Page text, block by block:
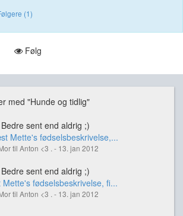
(1)
Følg
med "Hunde og tidlig"
sent end aldrig ;)
Mette's fødselsbeskrivelse,...
til Anton <3 . - 13. jan 2012
sent end aldrig ;)
fødselsbeskrivelse, fi...
til Anton <3 . - 13. jan 2012